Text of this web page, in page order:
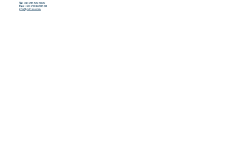
Tel:+90 216 322 66 22
Fax:+90 216 322 66 88
info@cdtas.com